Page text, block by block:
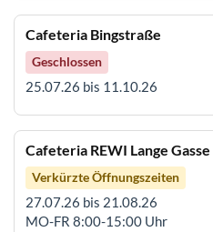
Cafeteria Bingstraße
Geschlossen
25.07.26 bis 11.10.26
Cafeteria REWI Lange Gasse
Verkürzte Öffnungszeiten
27.07.26 bis 21.08.26
MO-FR 8:00-15:00 Uhr